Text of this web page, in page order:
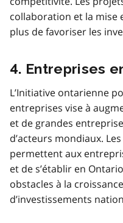
collaboration et la mise
plus de favoriser les
4. Entreprises
L’Initiative ontarienne
entreprises vise à
et de grandes
d’acteurs mondiaux.
permettent aux
et de s’établir en
obstacles à la
d’investissements